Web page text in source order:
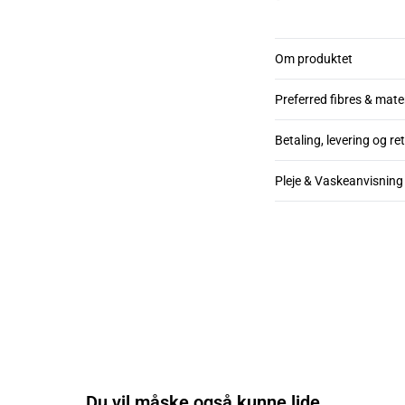
Om produktet
Preferred fibres &
Betaling, levering og
Pleje & Vaskeanvisning